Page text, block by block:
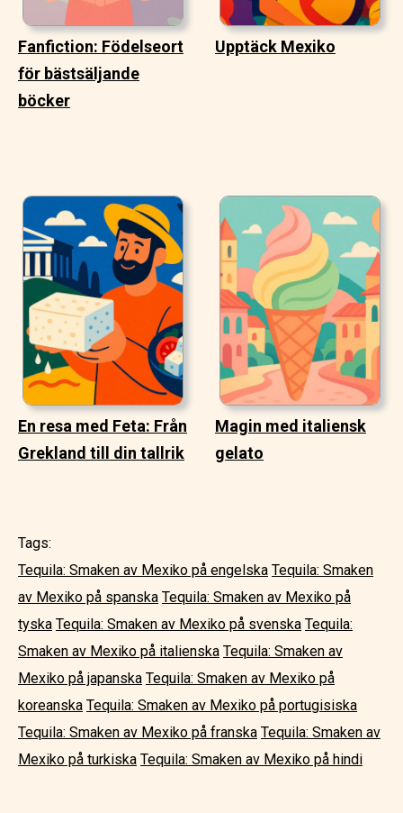
Fanfiction: Födelseort
för bästsäljande
böcker
Upptäck Mexiko
En resa med Feta: Från
Grekland till din tallrik
Magin med italiensk
gelato
Tags:
Tequila: Smaken av Mexiko på engelska Tequila: Smaken
av Mexiko på spanska Tequila: Smaken av Mexiko på
tyska Tequila: Smaken av Mexiko på svenska Tequila:
Smaken av Mexiko på italienska Tequila: Smaken av
Mexiko på japanska Tequila: Smaken av Mexiko på
koreanska Tequila: Smaken av Mexiko på portugisiska
Tequila: Smaken av Mexiko på franska Tequila: Smaken av
Mexiko på turkiska Tequila: Smaken av Mexiko på hindi